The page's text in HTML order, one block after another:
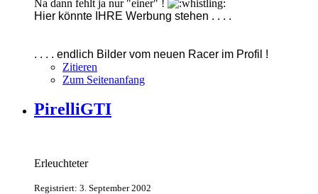
Na dann fehlt ja nur "einer" !
Hier könnte IHRE Werbung stehen . . . .
. . . . endlich Bilder vom neuen Racer im Profil !
Zitieren
Zum Seitenanfang
PirelliGTI
Erleuchteter
Registriert: 3. September 2002